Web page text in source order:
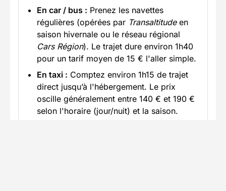
En car / bus : Prenez les navettes
régulières (opérées par Transaltitudeen
saison hivernale ou le réseau régional
Cars Région). Le trajet dure environ 1h40
pour un tarif moyen de 15 € l'aller simple.
En taxi : Comptez environ 1h15 de trajet
direct jusqu’à l'hébergement. Le prix
oscille généralement entre 140 € et 190 €
selon l'horaire (jour/nuit) et la saison.